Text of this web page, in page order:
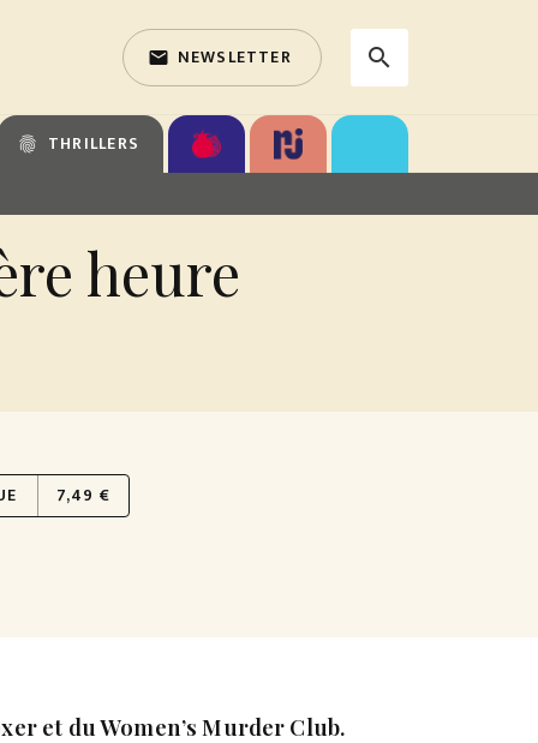
email NEWSLETTER search
fingerprint THRILLERS
search
heure
7,49 €
et du Women’s Murder Club.